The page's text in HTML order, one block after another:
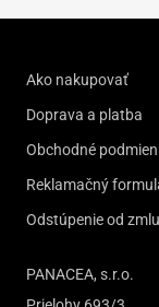
Ako nakupovať
Doprava a platba
Obchodné
Reklamačný
Odstúpenie od
PANACEA, s.r.o.